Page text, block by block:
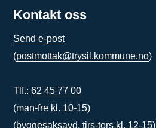
Kontakt oss
Send e-post
(postmottak@trysil.kommune.no)
Tlf.:62 45 77 00
(man-fre kl. 10-15)
(byggesaksavd. tirs-tors kl. 12-15)